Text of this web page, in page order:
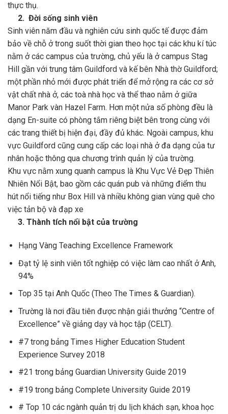
thực thụ.
2. Đời sống sinh viên
Sinh viên năm đầu và nghiên cứu sinh quốc tế được đảm
bảo về chỗ ở trong suốt thời gian theo học tại các khu kí túc
nằm ở các campus của trường, chủ yếu là ở campus Stag
Hill gần với trung tâm Guildford và kế bên Nhà thờ Guildford;
một phần nhỏ mới được phát triển để mở rộng ra các cơ sở
vật chất nhà ở, các toà nhà học và thể thao nằm ở giữa
Manor Park vàn Hazel Farm. Hơn một nửa số phòng đều là
dạng En-suite có phòng tắm riêng biệt bên trong cùng với
các trang thiết bị hiện đại, đầy đủ khác. Ngoài campus, khu
vực Guildford cũng cung cấp các loại nhà ở đa dạng của tư
nhân hoặc thông qua chương trình quản lý của trường.
Khu vực nằm xung quanh campus là Khu Vực Vẻ Đẹp Thiên
Nhiên Nổi Bật, bao gồm các quán pub và những điểm thu
hút nổi tiếng như Box Hill và nhiều không gian vùng quê cho
việc tản bộ và đạp xe
3. Thành tích nổi bật của trường
Hạng Vàng Teaching Excellence Framework
Đạt tỷ lệ sinh viên tốt nghiệp có việc làm cao nhất ở Anh,
94%
Top 35 tại Anh Quốc (Theo The Times & Guardian).
Trường là nơi đầu tiên được nhận giải thưởng “Centre of
Excellence” về giảng dạy và học tập (CELT).
#7 trong bảng Times Higher Education Student
Experience Survey 2018
#21 trong bảng Guardian University Guide 2019
#19 trong bảng Complete University Guide 2019
# Top 10 các ngành quản trị du lịch khách sạn, khoa học